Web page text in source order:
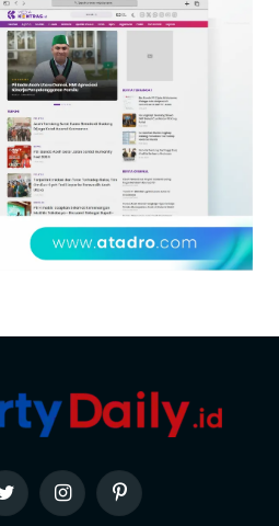
Twitter InstagramPinterest